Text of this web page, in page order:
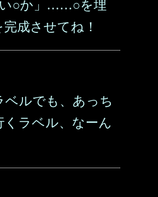
い○か」……○を埋
成させてね！
ベルでも、あっち
くラベル、なーん